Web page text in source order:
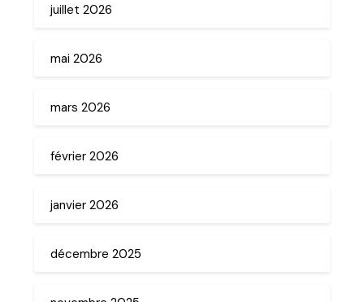
juillet 2026
mai 2026
mars 2026
février 2026
janvier 2026
décembre 2025